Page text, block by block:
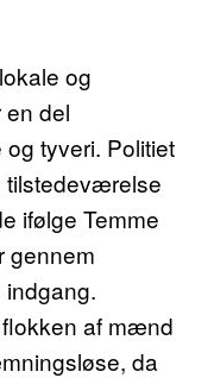
og
del
tyveri. Politiet
tilstedeværelse
ifølge Temme
gennem
af mænd
da